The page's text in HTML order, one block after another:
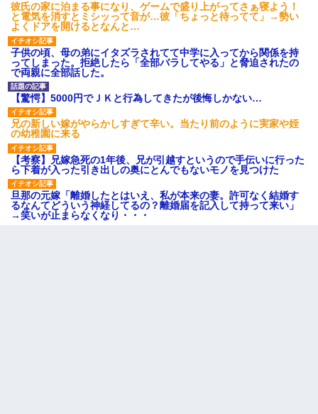
彼氏の家に泊まる事になり、ゲームで盛り上がってさぁ寝よう！
と電気を消すとミシッって音が…彼「ちょっと待ってて」→勢い
よくドアを開けるとなんと…
子供の頃、母の弟にイタズラされてて中学に入ってから関係を持
ってしまった。拒絶したら「全部バラしてやる」と脅迫されたの
で両親に全部話した。
【驚愕】5000円でＪＫと行為してきたが後悔しかない…
兄の新しい嫁がやらかしすぎて辛い。当たり前のように実家や姪
の幼稚園に来る
【考察】兄嫁急死の1年後、兄が引越すというので手伝いに行った
ら下着が入った引き出しの奥にとんでもないモノを見つけた
旦那の元嫁「離婚したとはいえ、私が本来の妻。許可なく結婚す
るなんてどういう神経してるの？離婚届を記入して持って来い」
→笑いが止まらなくなり・・・